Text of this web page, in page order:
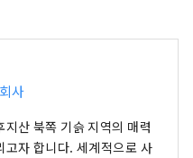
사
산 북쪽 기슭 지역의 매력
고자 합니다. 세계적으로 사